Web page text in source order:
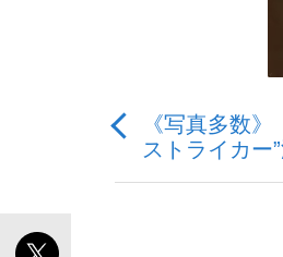
「敗因分析
《写真多数
ストライカー